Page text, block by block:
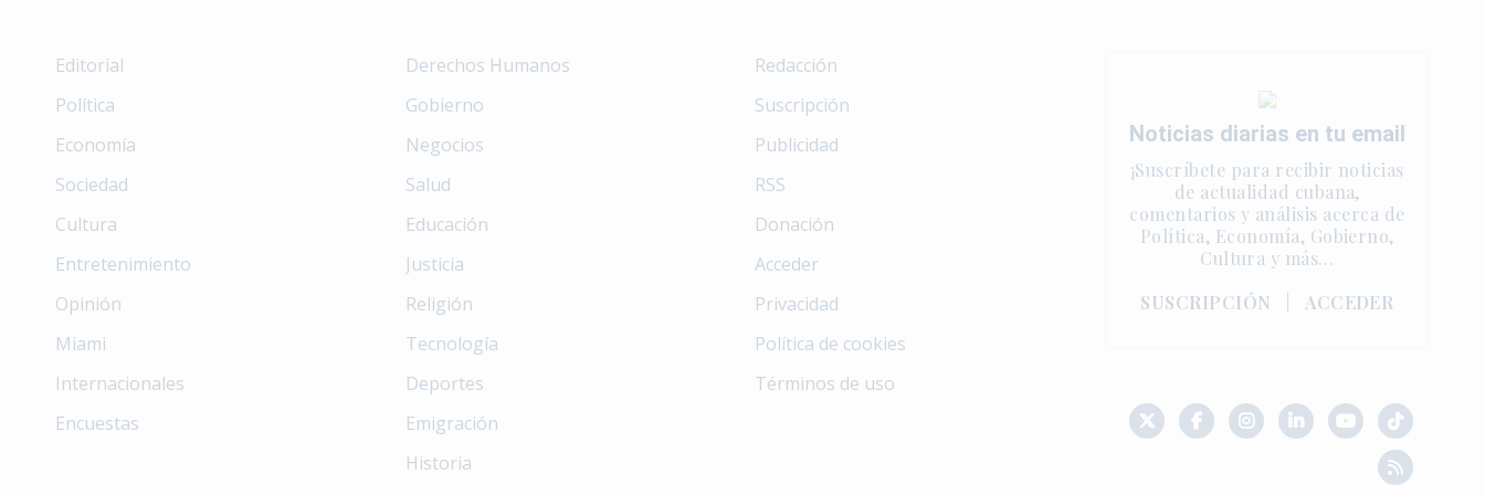
Editorial
Política
Economía
Sociedad
Cultura
Entretenimiento
Opinión
Miami
Internacionales
Encuestas
Derechos Humanos
Gobierno
Negocios
Salud
Educación
Justicia
Religión
Tecnología
Deportes
Emigración
Historia
Redacción
Suscripción
Publicidad
RSS
Donación
Acceder
Privacidad
Política de cookies
Términos de uso
Noticias diarias en tu email
¡Suscríbete para recibir noticias
de actualidad cubana,
comentarios y análisis acerca de
Política, Economía, Gobierno,
Cultura y más…
SUSCRIPCIÓN |ACCEDER